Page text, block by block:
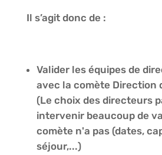
Il s’agit donc de :
Valider les équipes de
avec la comète Direction
(Le choix des directeurs
intervenir beaucoup de
comète n'a pas (dates,
séjour,...)